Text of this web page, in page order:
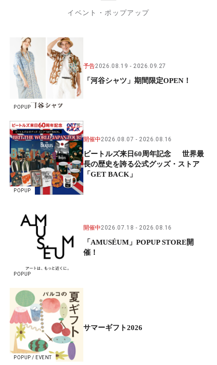
イベント・ポップアップ
POPUP
予告2026.08.19 2026.09.27
「河谷シャツ」期間限定OPEN！
POPUP
開催中2026.08.07 2026.08.16
ビートルズ来日60周年記念 世界最
長の歴史を誇る公式グッズ・ストア
「GET BACK」
POPUP
開催中2026.07.18 2026.08.16
「AMUSÉUM」POPUP STORE開
催！
POPUP / EVENT
サマーギフト2026